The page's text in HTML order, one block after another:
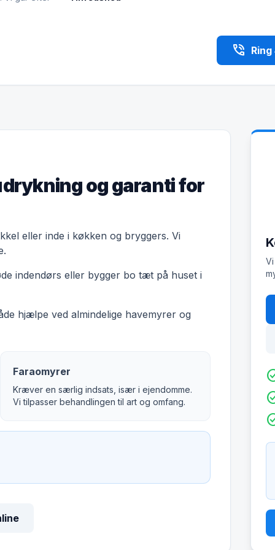
phone_in_talk
og garanti for
eller inde i køkken og bryggers. Vi
indendørs eller bygger bo tæt på huset i
hjælpe ved almindelige havemyrer og
Faraomyrer
Kræver en særlig indsats, især i ejendomme.
Vi tilpasser behandlingen til art og omfang.